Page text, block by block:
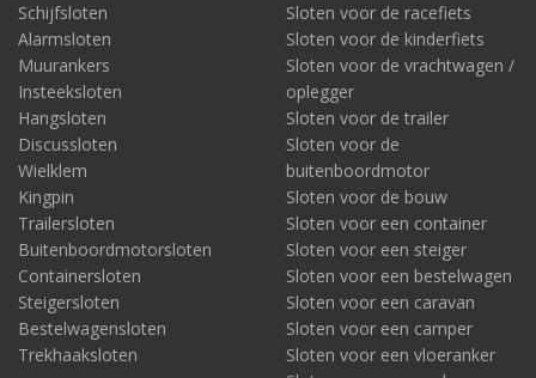
Schijfsloten
Alarmsloten
Muurankers
Insteeksloten
Hangsloten
Discussloten
Wielklem
Kingpin
Trailersloten
Buitenboordmotorsloten
Containersloten
Steigersloten
Bestelwagensloten
Trekhaaksloten
Sloten voor de racefiets
Sloten voor de kinderfiets
Sloten voor de vrachtwagen /
oplegger
Sloten voor de trailer
Sloten voor de
buitenboordmotor
Sloten voor de bouw
Sloten voor een container
Sloten voor een steiger
Sloten voor een bestelwagen
Sloten voor een caravan
Sloten voor een camper
Sloten voor een vloeranker